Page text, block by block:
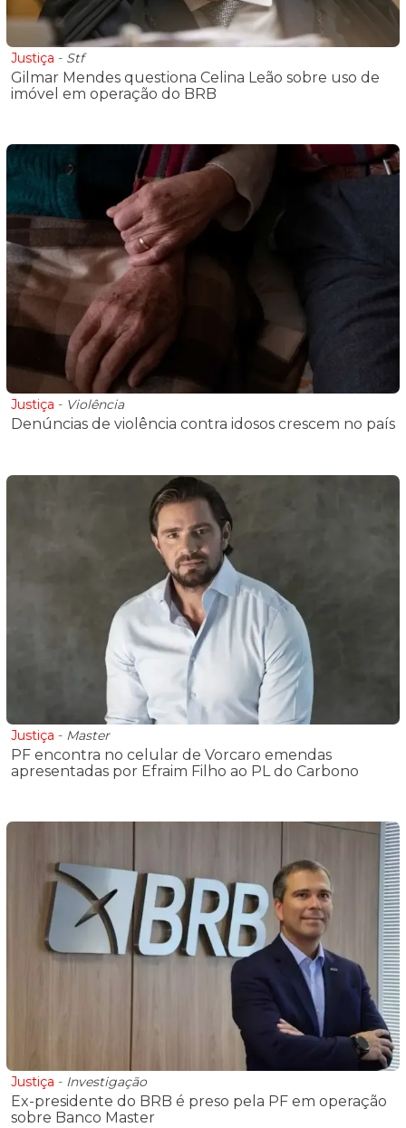
Justiça - Stf
Gilmar Mendes questiona Celina Leão sobre uso de
imóvel em operação do BRB
Justiça - Violência
Denúncias de violência contra idosos crescem no país
Justiça - Master
PF encontra no celular de Vorcaro emendas
apresentadas por Efraim Filho ao PL do Carbono
Justiça - Investigação
Ex-presidente do BRB é preso pela PF em operação
sobre Banco Master